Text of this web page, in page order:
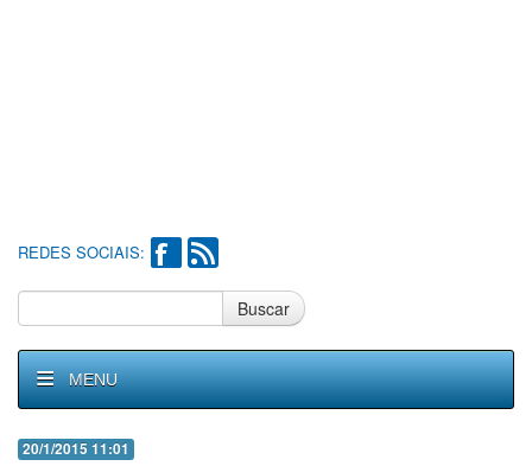
REDES SOCIAIS:
Buscar
MENU
20/1/2015 11:01